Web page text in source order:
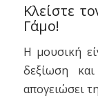
Κλείστε
Γάμο!
Η μουσική
δεξίωση
απογειώσει